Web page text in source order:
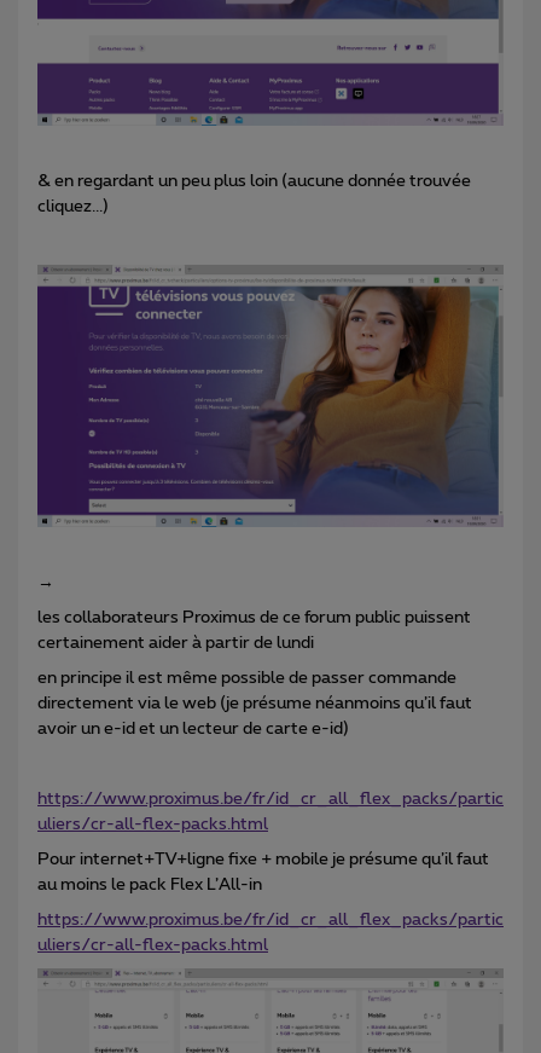
& en regardant un peu plus loin (aucune donnée trouvée
cliquez...)
→
les collaborateurs Proximus de ce forum public puissent
certainement aider à partir de lundi
en principe il est même possible de passer commande
directement via le web (je présume néanmoins qu’il faut
avoir un e-id et un lecteur de carte e-id)
https://www.proximus.be/fr/id_cr_all_flex_packs/partic
uliers/cr-all-flex-packs.html
Pour internet+TV+ligne fixe + mobile je présume qu’il faut
au moins le pack Flex L’All-in
https://www.proximus.be/fr/id_cr_all_flex_packs/partic
uliers/cr-all-flex-packs.html